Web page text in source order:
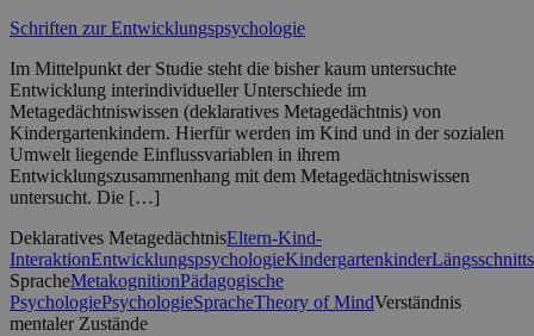
Schriften zur Entwicklungspsychologie
Im Mittelpunkt der Studie steht die bisher kaum untersuchte
Entwicklung interindividueller Unterschiede im
Metagedächtniswissen (deklaratives Metagedächtnis) von
Kindergartenkindern. Hierfür werden im Kind und in der sozialen
Umwelt liegende Einflussvariablen in ihrem
Entwicklungszusammenhang mit dem Metagedächtniswissen
untersucht. Die […]
Deklaratives MetagedächtnisEltern-Kind-
InteraktionEntwicklungspsychologieKindergartenkinder
SpracheMetakognitionPädagogische
PsychologiePsychologieSpracheTheory of MindVerständnis
mentaler Zustände